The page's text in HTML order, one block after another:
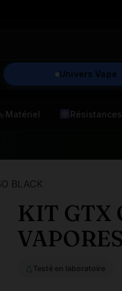
Univers Vape
Matériel Résistances
BLACK
KIT GTX
Testé en laboratoire